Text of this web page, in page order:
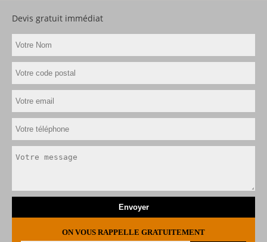
Devis gratuit immédiat
ON VOUS RAPPELLE GRATUITEMENT